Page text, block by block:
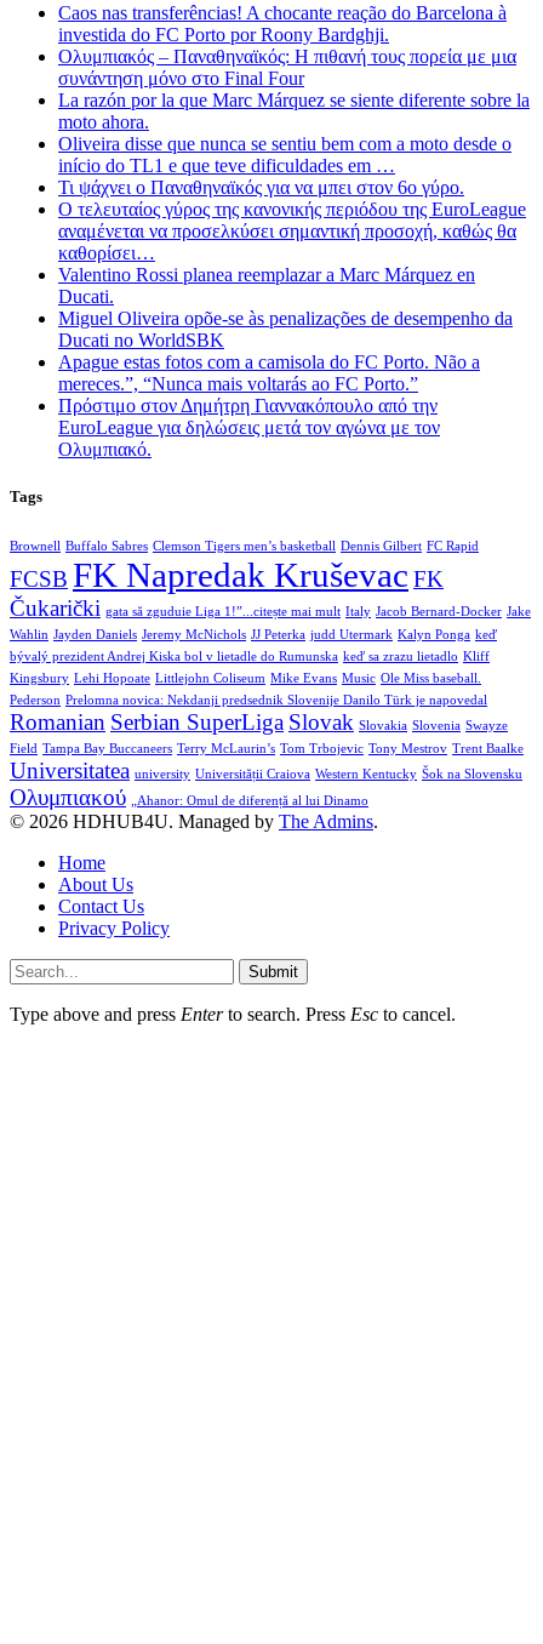
Caos nas transferências! A chocante reação do Barcelona à
investida do FC Porto por Roony Bardghji.
Ολυμπιακός – Παναθηναϊκός: Η πιθανή τους πορεία με μια
συνάντηση μόνο στο Final Four
La razón por la que Marc Márquez se siente diferente sobre la
moto ahora.
Oliveira disse que nunca se sentiu bem com a moto desde o
início do TL1 e que teve dificuldades em …
Τι ψάχνει ο Παναθηναϊκός για να μπει στον 6ο γύρο.
Ο τελευταίος γύρος της κανονικής περιόδου της EuroLeague
αναμένεται να προσελκύσει σημαντική προσοχή, καθώς θα
καθορίσει…
Valentino Rossi planea reemplazar a Marc Márquez en
Ducati.
Miguel Oliveira opõe-se às penalizações de desempenho da
Ducati no WorldSBK
Apague estas fotos com a camisola do FC Porto. Não a
mereces.”, “Nunca mais voltarás ao FC Porto.”
Πρόστιμο στον Δημήτρη Γιαννακόπουλο από την
EuroLeague για δηλώσεις μετά τον αγώνα με τον
Ολυμπιακό.
Tags
Brownell Buffalo Sabres Clemson Tigers men’s basketball Dennis Gilbert FC Rapid
FCSB FK Napredak Kruševac FK
Čukarički gata să zguduie Liga 1!”...citește mai mult Italy Jacob Bernard-Docker Jake
Wahlin Jayden Daniels Jeremy McNichols JJ Peterka judd Utermark Kalyn Ponga keď
bývalý prezident Andrej Kiska bol v lietadle do Rumunska keď sa zrazu lietadlo Kliff
Kingsbury Lehi Hopoate Littlejohn Coliseum Mike Evans Music Ole Miss baseball.
Pederson Prelomna novica: Nekdanji predsednik Slovenije Danilo Türk je napovedal
Romanian Serbian SuperLiga Slovak Slovakia Slovenia Swayze
Field Tampa Bay Buccaneers Terry McLaurin’s Tom Trbojevic Tony Mestrov Trent Baalke
Universitatea university Universității Craiova Western Kentucky Šok na Slovensku
Ολυμπιακού „Ahanor: Omul de diferență al lui Dinamo
© 2026 HDHUB4U. Managed by The Admins.
Home
About Us
Contact Us
Privacy Policy
Submit
Type above and press Enterto search. Press Esc to cancel.